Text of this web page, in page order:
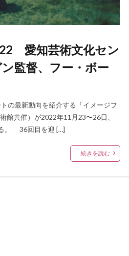
愛知芸術文化セン
監督、フー・ボー
の最新動向を紹介する「イメージフ
館共催）が2022年11月23〜26日、
る。 36回目を迎 […]
続きを読む